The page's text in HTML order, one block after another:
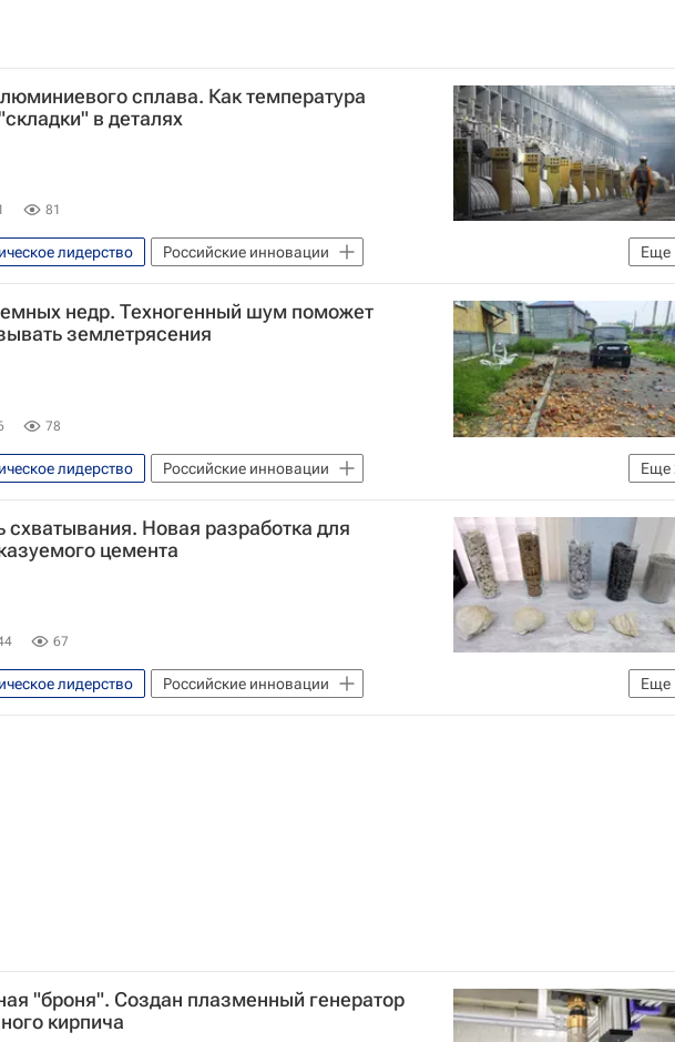
сплава. Как температура
в деталях
81
Еще
лидерство
Российские инновации
государственный университет
недр. Техногенный шум поможет
землетрясения
78
Еще
лидерство
Российские инновации
федеральный университет
Безопасность и комфорт среды
схватывания. Новая разработка для
цемента
67
Еще
лидерство
Российские инновации
государственный университет
"броня". Создан плазменный генератор
кирпича